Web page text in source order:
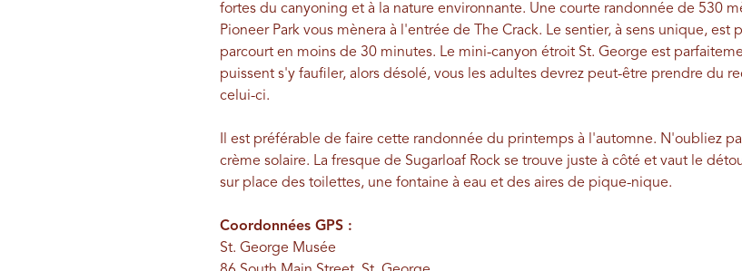
fortes du canyoning et à la nature environnante. Une courte randonnée de 530
Pioneer Park vous mènera à l'entrée de The Crack. Le sentier, à sens unique,
parcourt en moins de 30 minutes. Le mini-canyon étroit St. George est
puissent s'y faufiler, alors désolé, vous les adultes devrez peut-être prendre du
celui-ci.
Il est préférable de faire cette randonnée du printemps à l'automne. N'oubliez
crème solaire. La fresque de Sugarloaf Rock se trouve juste à côté et vaut le
sur place des toilettes, une fontaine à eau et des aires de pique-nique.
Coordonnées GPS :
St. George Musée